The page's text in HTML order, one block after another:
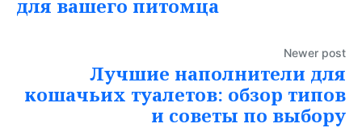
для вашего питомца
Newer post
Лучшие наполнители для
кошачьих туалетов: обзор типов
и советы по выбору